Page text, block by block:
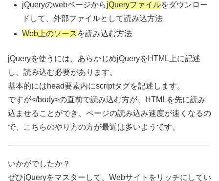
jQueryのwebページからjQueryファイルをダウンロー
ドして、外部ファイルとして読み込方法
Web上のソース を読み込む方法
jQueryを使うには、あらかじめjQueryをHTML上に記述
し、読み込む必要があります。
基本的にはhead要素内にscriptタグを記述します。
ですが</body>の直前で読み込む方が、HTMLを先に読み
込ませることができ、ページの読み込み速度が速くなるの
で、こちらのやり方の方が最近は多いようです。
いかがでしたか？
ぜひjQueryをマスターして、Webサイトをリッチにしてい